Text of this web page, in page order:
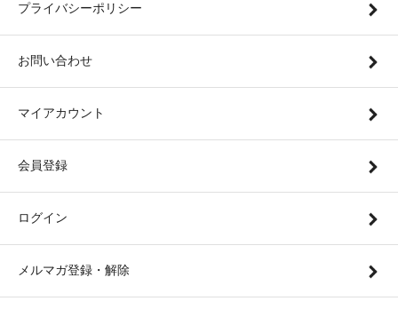
プライバシーポリシー
お問い合わせ
マイアカウント
会員登録
ログイン
メルマガ登録・解除